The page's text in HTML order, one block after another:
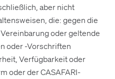
aber nicht
die: gegen die
oder geltende
oder -Vorschriften
Verfügbarkeit oder
oder der CASAFARI-